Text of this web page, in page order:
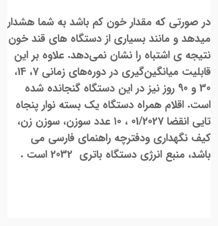
در صورتی که مقدار خون کم باشد به شما هشدار
میدهد و مانند بسیاری از دستگاه ‌های قند خون
نتیجه‌ ی اشتباه را نشان نمی‌دهد. علاوه بر این
قابلیت میانگین‌گیری در دوره‌های زمانی 7، 14،
30 و 90 روز نیز در این دستگاه گنجانده شده
است. اقلام همراه دستگاه یک بسته نوار پنجاه
تایی انقضا 01/2027 ، ۱۰ عدد سوزن، سوزن زن،
کیف نگهداری ودفترچه راهنمای فارسی می
باشد، منبع انرژی دستگاه باتری 2032 است .